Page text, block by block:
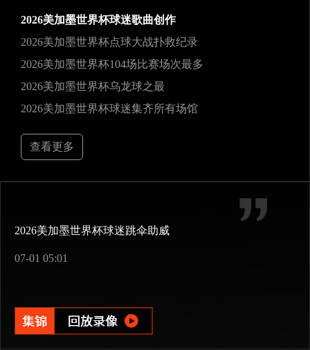
2026美加墨世界杯球迷歌曲创作
2026美加墨世界杯点球大战扑救纪录
2026美加墨世界杯104场比赛场次最多
2026美加墨世界杯乌龙球之最
2026美加墨世界杯球迷集齐所有场馆
查看更多
2026美加墨世界杯球迷跳伞助威
07-01 05:01